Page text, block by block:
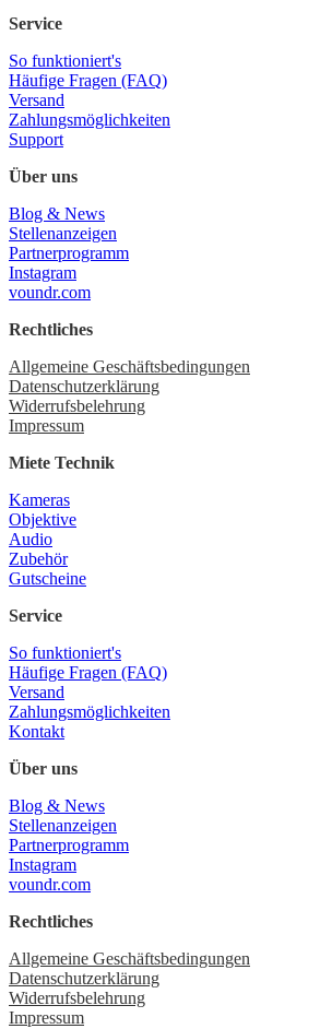
Service
So funktioniert's
Häufige Fragen (FAQ)
Versand
Zahlungsmöglichkeiten
Support
Über uns
Blog & News
Stellenanzeigen
Partnerprogramm
Instagram
voundr.com
Rechtliches
Allgemeine Geschäftsbedingungen
Datenschutzerklärung
Widerrufsbelehrung
Impressum
Miete Technik
Kameras
Objektive
Audio
Zubehör
Gutscheine
Service
So funktioniert's
Häufige Fragen (FAQ)
Versand
Zahlungsmöglichkeiten
Kontakt
Über uns
Blog & News
Stellenanzeigen
Partnerprogramm
Instagram
voundr.com
Rechtliches
Allgemeine Geschäftsbedingungen
Datenschutzerklärung
Widerrufsbelehrung
Impressum